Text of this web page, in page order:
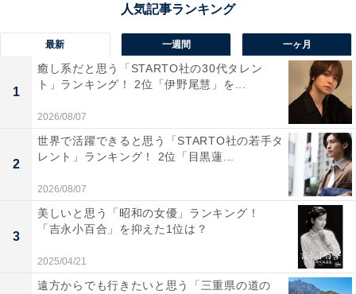
1位にランクインしたのは、リメイク版の『GTO』（カ
ンテレ・フジテレビ系）です。EXILEのAKIRAさんが主
演を務め、2012年に1期、2014年に2期が放送されまし
た。
AKIRAさん演じる伝説の教師・鬼塚英吉が型破りな熱血
指導で問題を解決していく物語。オリジナル版は1998年
に放送され、反町隆史さんが鬼塚役を演じています。オ
リジナル版の『GTO』はリメイクではなく、26年ぶりと
なる新作スペシャルドラマの放送が決まり大きな話題
に。
最新 一週間 一ヶ月
1
癒し系だと思う「STARTO社の30代タレン
ト」ランキング！ 2位「伊野尾慧」を...
2026/08/07
2
世界で活躍できると思う「STARTO社の若手タ
レント」ランキング！ 2位「目黒蓮...
2026/08/07
3
美しいと思う「昭和の女優」ランキング！
「吉永小百合」を抑えた1位は？
2025/04/21
遠方からでも行きたいと思う「三重県の道の